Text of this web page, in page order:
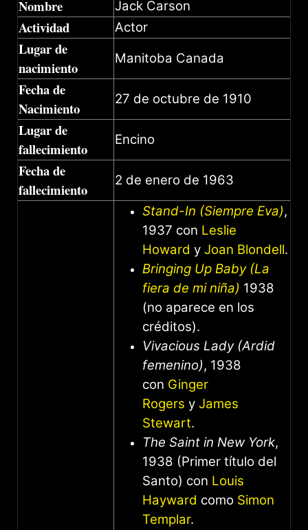
Nombre Jack Carson
Actividad Actor
Lugar de
nacimiento
Manitoba Canada
Fecha de
Nacimiento
27 de octubre de 1910
Lugar de
fallecimiento
Encino
Fecha de
fallecimiento
2 de enero de 1963
Stand-In (Siempre Eva),
1937 con Leslie
Howard y Joan Blondell.
Bringing Up Baby (La
fiera de mi niña) 1938
(no aparece en los
créditos).
Vivacious Lady (Ardid
femenino), 1938
con Ginger
Rogers y James
Stewart.
The Saint in New York,
1938 (Primer título del
Santo) con Louis
Hayward como Simon
Templar.